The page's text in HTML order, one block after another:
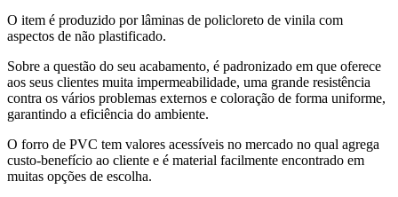
O item é produzido por lâminas de policloreto de vinila com
aspectos de não plastificado.
Sobre a questão do seu acabamento, é padronizado em que oferece
aos seus clientes muita impermeabilidade, uma grande resistência
contra os vários problemas externos e coloração de forma uniforme,
garantindo a eficiência do ambiente.
O forro de PVC tem valores acessíveis no mercado no qual agrega
custo-benefício ao cliente e é material facilmente encontrado em
muitas opções de escolha.